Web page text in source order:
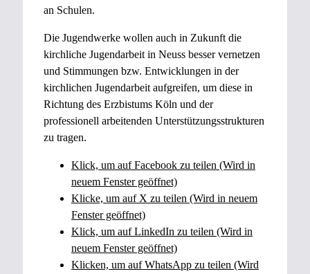
an Schulen.
Die Jugendwerke wollen auch in Zukunft die
kirchliche Jugendarbeit in Neuss besser vernetzen
und Stimmungen bzw. Entwicklungen in der
kirchlichen Jugendarbeit aufgreifen, um diese in
Richtung des Erzbistums Köln und der
professionell arbeitenden Unterstützungsstrukturen
zu tragen.
Klick, um auf Facebook zu teilen (Wird in
neuem Fenster geöffnet)
Klicke, um auf X zu teilen (Wird in neuem
Fenster geöffnet)
Klick, um auf LinkedIn zu teilen (Wird in
neuem Fenster geöffnet)
Klicken, um auf WhatsApp zu teilen (Wird